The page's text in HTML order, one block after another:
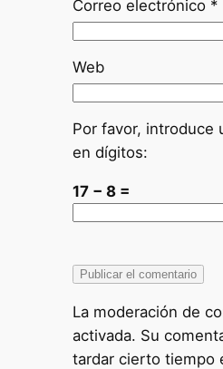
Correo electrónico *
Web
Por favor, introduce
en dígitos:
17 − 8 =
La moderación de
activada. Su
tardar cierto tiempo